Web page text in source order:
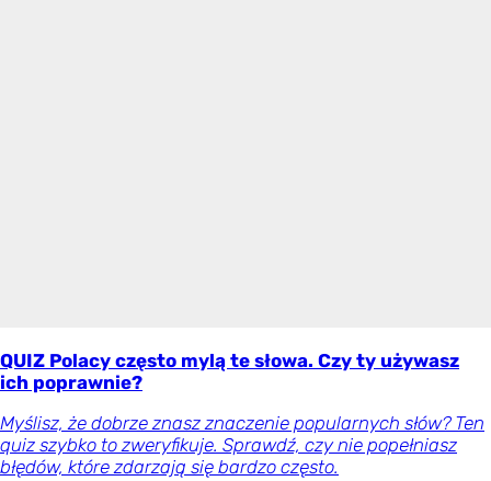
QUIZ Polacy często mylą te słowa. Czy ty używasz
ich poprawnie?
Myślisz, że dobrze znasz znaczenie popularnych słów? Ten
quiz szybko to zweryfikuje. Sprawdź, czy nie popełniasz
błędów, które zdarzają się bardzo często.